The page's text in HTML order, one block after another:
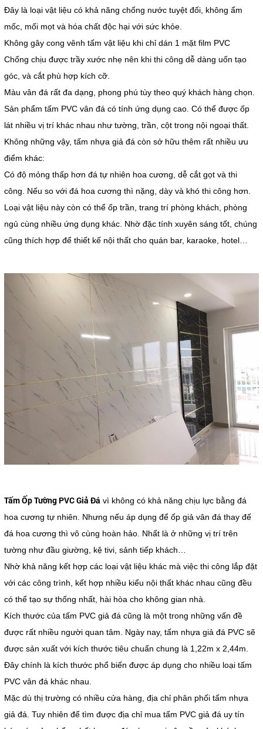
Đây là loại vật liệu có khả năng chống nước tuyệt đối, không ẩm
mốc, mối mọt và hóa chất độc hại với sức khỏe.
Không gây cong vênh tấm vật liệu khi chỉ dán 1 mặt film PVC
Chống chịu được trầy xước nhẹ nên khi thi công dễ dàng uốn tạo
góc, và cắt phù hợp kích cỡ.
Màu vân đá rất đa dạng, phong phú tùy theo quý khách hàng chọn.
Sản phẩm tấm PVC vân đá có tính ứng dụng cao. Có thể được ốp
lát nhiều vị trí khác nhau như tường, trần, cột trong nội ngoại thất.
Không những vậy, tấm nhựa giả đá còn sở hữu thêm rất nhiều ưu
điểm khác:
Có độ mỏng thấp hơn đá tự nhiên hoa cương, dễ cắt gọt và thi
công. Nếu so với đá hoa cương thì nặng, dày và khó thi công hơn.
Loại vật liệu này còn có thể ốp trần, trang trí phòng khách, phòng
ngủ cùng nhiều ứng dụng khác. Nhờ đặc tính xuyên sáng tốt, chúng
cũng thích hợp để thiết kế nội thất cho quán bar, karaoke, hotel…
Tấm Ốp Tường PVC Giả Đá vì không có khả năng chịu lực bằng đá
hoa cương tự nhiên. Nhưng nếu áp dụng để ốp giả vân đá thay đế
đá hoa cương thì vô cùng hoàn hảo. Nhất là ở những vị trí trên
tường như đầu giường, kệ tivi, sảnh tiếp khách…
Nhờ khả năng kết hợp các loại vật liệu khác mà việc thi công lắp đặt
với các công trình, kết hợp nhiều kiểu nội thất khác nhau cũng đều
có thể tạo sự thống nhất, hài hòa cho không gian nhà.
Kích thước của tấm PVC giả đá cũng là một trong những vấn đề
được rất nhiều người quan tâm. Ngày nay, tấm nhựa giả đá PVC sẽ
được sản xuất với kích thước tiêu chuẩn chung là 1,22m x 2,44m.
Đây chính là kích thước phổ biến được áp dụng cho nhiều loại tấm
PVC vân đá khác nhau.
Mặc dù thị trường có nhiều cửa hàng, địa chỉ phân phối tấm nhựa
giả đá. Tuy nhiên để tìm được địa chỉ mua tấm PVC giả đá uy tín